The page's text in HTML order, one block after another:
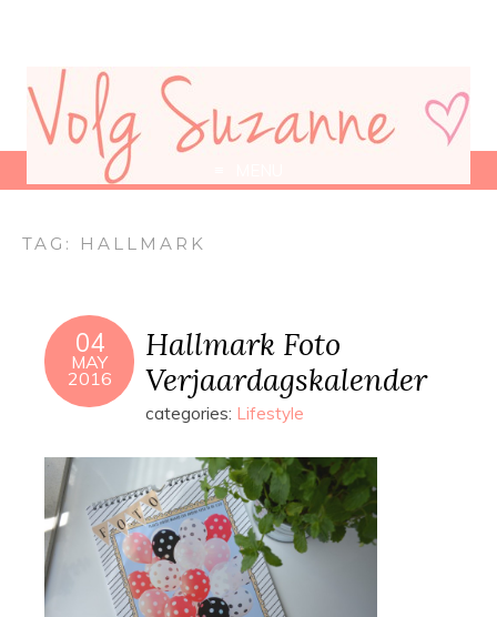
TAG: HALLMARK
04
MAY
2016
Hallmark Foto
Verjaardagskalender
categories: Lifestyle